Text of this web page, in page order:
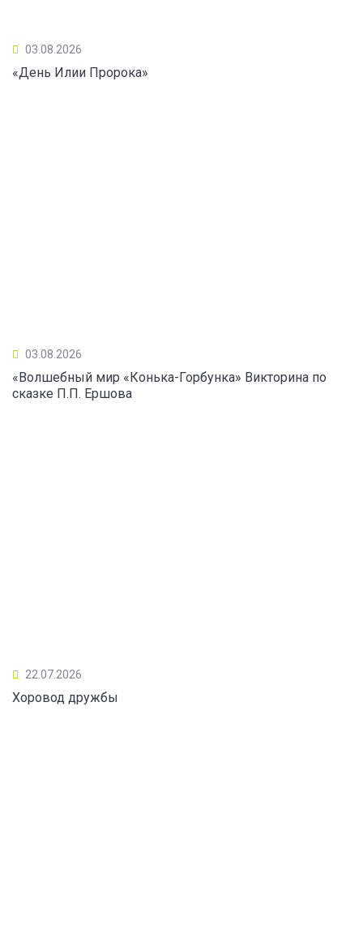
03.08.2026
«День Илии Пророка»
03.08.2026
«Волшебный мир «Конька-Горбунка» Викторина по
сказке П.П. Ершова
22.07.2026
Хоровод дружбы